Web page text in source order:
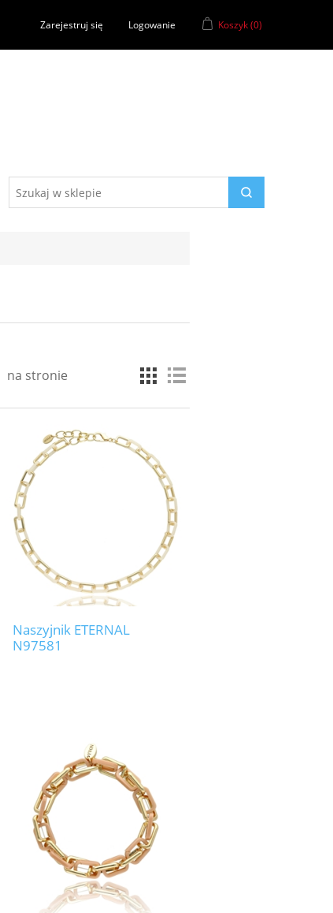
Zarejestruj się Logowanie Koszyk(0)
na stronie
Naszyjnik ETERNAL
N97581